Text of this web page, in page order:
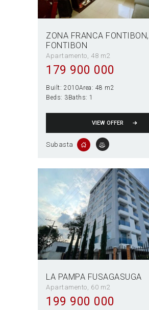
ZONA FRANCA FONTIBON
FONTIBON
Apartamento 48 m2
179 900 000
Built: 2010Area: 48 m2
Beds: 3Baths: 1
VIEW OFFER
Subasta
LA PAMPA FUSAGASUGA
Apartamento 60 m2
199 900 000